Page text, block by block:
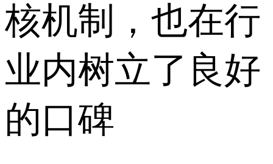
核机制，也在行
业内树立了良好
的口碑